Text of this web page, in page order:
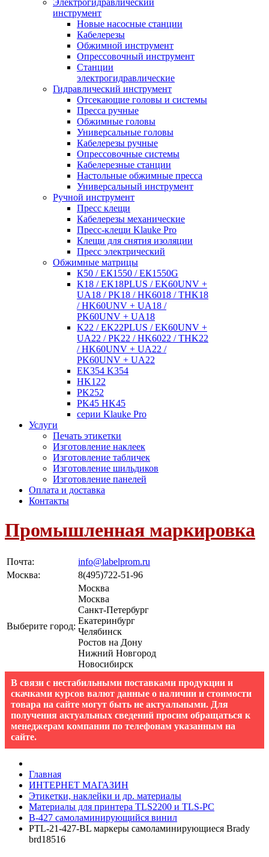
Электрогидравлический
инструмент
Новые насосные станции
Кабелерезы
Обжимной инструмент
Опрессовочный инструмент
Станции
электрогидравлические
Гидравлический инструмент
Отсекающие головы и системы
Пресса ручные
Обжимные головы
Универсальные головы
Кабелерезы ручные
Опрессовочные системы
Кабелерезные станции
Настольные обжимные пресса
Универсальный инструмент
Ручной инструмент
Пресс клещи
Кабелерезы механические
Пресс-клещи Klauke Pro
Клещи для снятия изоляции
Пресс электрический
Обжимные матрицы
К50 / ЕК1550 / ЕК1550G
K18 / EK18PLUS / EK60UNV +
UA18 / PK18 / HK6018 / THK18
/ HK60UNV + UA18 /
PK60UNV + UA18
K22 / EK22PLUS / EK60UNV +
UA22 / PK22 / HK6022 / THK22
/ HK60UNV + UA22 /
PK60UNV + UA22
EK354 K354
HK122
PK252
PK45 HK45
серии Klauke Pro
Услуги
Печать этикетки
Изготовление наклеек
Изготовление табличек
Изготовление шильдиков
Изготовление панелей
Оплата и доставка
Контакты
Промышленная маркировка
Почта:
info@labelprom.ru
Москва: 8(495)722-51-96
Выберите город:
Москва
Москва
Санкт-Петербург
Екатеринбург
Челябинск
Ростов на Дону
Нижний Новгород
Новосибирск
В связи с нестабильными поставками продукции и
скачками курсов валют данные о наличии и стоимости
товара на сайте могут быть не актуальными. Для
получения актуальных сведений просим обращаться к
менеджерам компании по телефонам указанным на
сайте.
Главная
ИНТЕРНЕТ МАГАЗИН
Этикетки, наклейки и др. материалы
Материалы для принтера TLS2200 и TLS-PC
B-427 cамоламинирующийся винил
PTL-21-427-BL маркеры самоламинирующиеся Brady
brd18516